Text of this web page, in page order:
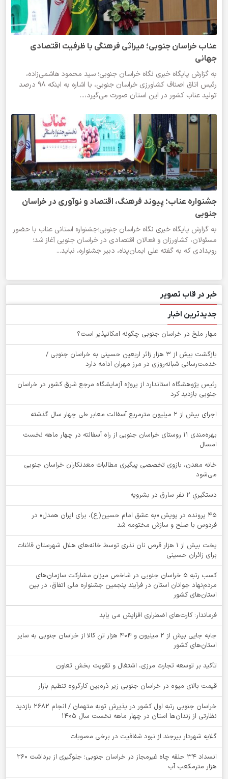
عناب خراسان جنوبی؛ میراثی فرهنگی با ظرفیت اقتصادی
جهانی
به گزارش پایگاه خبری نگاه خراسان جنوبی؛ سید محمود هاشمی‌زاده،
رئیس اتاق اصناف کشاورزی خراسان جنوبی، با اشاره به اینکه ۹۸ درصد
تولید عناب کشور در این استان صورت می‌گیرد،...
جشنواره عناب؛ پیوند فرهنگ، اقتصاد و نوآوری در خراسان
جنوبی
به گزارش پایگاه خبری نگاه خراسان جنوبی؛جشنواره استانی عناب با حضور
مسئولان، کشاورزان و فعالان اقتصادی در خراسان جنوبی آغاز شد؛
رویدادی که به گفته علی ایمان‌پناه، دبیر جشنواره، نباید...
خبر در قاب تصویر
جدیدترین اخبار
‌مهار ملخ در خراسان جنوبی چگونه امکانپذیر است؟
بازگشت بیش از ۳ هزار زائر اربعین حسینی به خراسان جنوبی /
خدمت‌رسانی شبانه‌روزی در مرز مهران ادامه دارد
رئیس پژوهشگاه استاندارد از پروژه آزمایشگاه مرجع شرق کشور در خراسان
جنوبی بازدید کرد
اجرای بیش از ۲ میلیون مترمربع آسفالت معابر طی چهار سال گذشته
بهره‌مندی ۱۱ روستای خراسان جنوبی از راه آسفالته در چهار ماهه نخست
امسال
خانه معدن، بازوی تخصصی پیگیری مطالبات معدنکاران خراسان جنوبی
می‌شود
دستگيري 2 نفر سارق در بشرويه
۴۵ پرونده در پویش «به عشق امام حسین(ع)، برای ایران همدل» در
فردوس با صلح و سازش مختومه شد
پخت بیش از 1 هزار قرص نان نذری توسط خانه‌های هلال شهرستان قائنات
برای زائران حسینی
کسب رتبه ۵ خراسان جنوبی در شاخص میزان مشارکت سازمان‌های
مردم‌نهاد جوانان استان در فرآیند پنجمین جشنواره ملی اتفاق، در بین
استان‌های کشور
فرماندار: کارت‌های اضطراری افزایش می یابد
جابه جایی بیش از 2 میلیون و 404 هزار تن کالا از خراسان جنوبی به سایر
استان‌های کشور
تأکید بر توسعه تجارت مرزی، اشتغال و تقویت بخش تعاون
قیمت بالای میوه در خراسان جنوبی زیر ذره‌بین کارگروه تنظیم بازار
خراسان جنوبی رتبه اول کشور در پذیرش توبه متهمان / انجام ۲۶۸۲ بازدید
نظارتی از زندان‌ها استان در چهار ماهه نخست سال 1405
گلایه شهردار بیرجند از نبود شفافیت در برخی مصوبات
انسداد ۳۴ حلقه چاه غیرمجاز در خراسان جنوبی؛ جلوگیری از برداشت ۲۶۰
هزار مترمکعب آب